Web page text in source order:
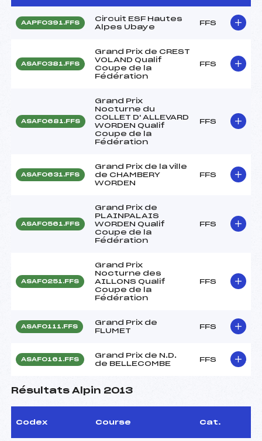
AAPF0391.FFS
Circuit ESF Hautes
Alpes Ubaye
FFS
ASAF0381.FFS
Grand Prix de CREST
VOLAND Qualif
Coupe de la
Fédération
FFS
ASAF0681.FFS
Grand Prix
Nocturne du
COLLET D' ALLEVARD
WORDEN Qualif
Coupe de la
Fédération
FFS
ASAF0631.FFS
Grand Prix de la ville
de CHAMBERY
WORDEN
FFS
ASAF0561.FFS
Grand Prix de
PLAINPALAIS
WORDEN Qualif
Coupe de la
Fédération
FFS
ASAF0251.FFS
Grand Prix
Nocturne des
AILLONS Qualif
Coupe de la
Fédération
FFS
ASAF0111.FFS
Grand Prix de
FLUMET
FFS
ASAF0161.FFS
Grand Prix de N.D.
de BELLECOMBE
FFS
Résultats Alpin 2013
Codex Course Cat.